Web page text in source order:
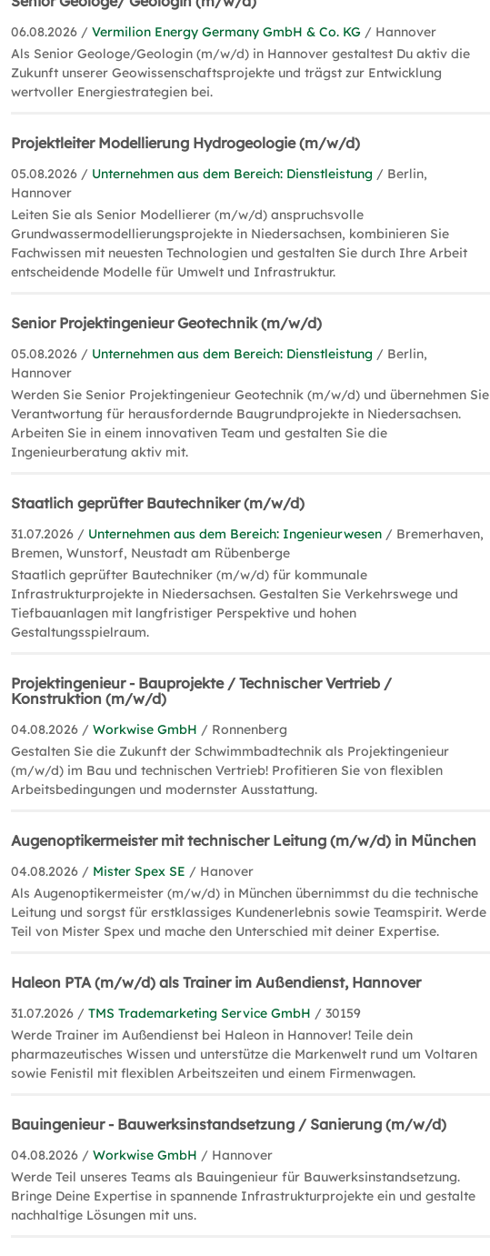
06.08.2026 /Vermilion Energy Germany GmbH & Co. KG / Hannover
Als Senior Geologe/Geologin (m/w/d) in Hannover gestaltest Du aktiv die
Zukunft unserer Geowissenschaftsprojekte und trägst zur Entwicklung
wertvoller Energiestrategien bei.
Projektleiter Modellierung Hydrogeologie (m/w/d)
05.08.2026 / Unternehmen aus dem Bereich: Dienstleistung / Berlin,
Hannover
Leiten Sie als Senior Modellierer (m/w/d) anspruchsvolle
Grundwassermodellierungsprojekte in Niedersachsen, kombinieren Sie
Fachwissen mit neuesten Technologien und gestalten Sie durch Ihre Arbeit
entscheidende Modelle für Umwelt und Infrastruktur.
Senior Projektingenieur Geotechnik (m/w/d)
05.08.2026 / Unternehmen aus dem Bereich: Dienstleistung / Berlin,
Hannover
Werden Sie Senior Projektingenieur Geotechnik (m/w/d) und übernehmen Sie
Verantwortung für herausfordernde Baugrundprojekte in Niedersachsen.
Arbeiten Sie in einem innovativen Team und gestalten Sie die
Ingenieurberatung aktiv mit.
Staatlich geprüfter Bautechniker (m/w/d)
31.07.2026 / Unternehmen aus dem Bereich: Ingenieurwesen / Bremerhaven,
Bremen, Wunstorf, Neustadt am Rübenberge
Staatlich geprüfter Bautechniker (m/w/d) für kommunale
Infrastrukturprojekte in Niedersachsen. Gestalten Sie Verkehrswege und
Tiefbauanlagen mit langfristiger Perspektive und hohen
Gestaltungsspielraum.
Projektingenieur - Bauprojekte / Technischer Vertrieb /
Konstruktion (m/w/d)
04.08.2026 /Workwise GmbH / Ronnenberg
Gestalten Sie die Zukunft der Schwimmbadtechnik als Projektingenieur
(m/w/d) im Bau und technischen Vertrieb! Profitieren Sie von flexiblen
Arbeitsbedingungen und modernster Ausstattung.
Augenoptikermeister mit technischer Leitung (m/w/d) in München
04.08.2026 / Mister Spex SE / Hanover
Als Augenoptikermeister (m/w/d) in München übernimmst du die technische
Leitung und sorgst für erstklassiges Kundenerlebnis sowie Teamspirit. Werde
Teil von Mister Spex und mache den Unterschied mit deiner Expertise.
Haleon PTA (m/w/d) als Trainer im Außendienst, Hannover
31.07.2026 /TMS Trademarketing Service GmbH / 30159
Werde Trainer im Außendienst bei Haleon in Hannover! Teile dein
pharmazeutisches Wissen und unterstütze die Markenwelt rund um Voltaren
sowie Fenistil mit flexiblen Arbeitszeiten und einem Firmenwagen.
Bauingenieur - Bauwerksinstandsetzung / Sanierung (m/w/d)
04.08.2026 /Workwise GmbH / Hannover
Werde Teil unseres Teams als Bauingenieur für Bauwerksinstandsetzung.
Bringe Deine Expertise in spannende Infrastrukturprojekte ein und gestalte
nachhaltige Lösungen mit uns.